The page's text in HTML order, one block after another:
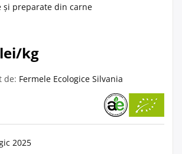
și preparate din carne
kg
de: Fermele Ecologice Silvania